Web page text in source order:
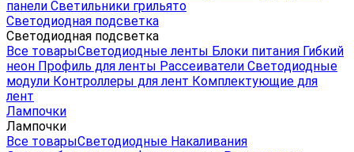
панели Светильники грильято
Светодиодная подсветка
Светодиодная подсветка
Все товарыСветодиодные ленты Блоки питания Гибкий
неон Профиль для ленты Рассеиватели Светодиодные
модули Контроллеры для лент Комплектующие для
лент
Лампочки
Лампочки
Все товарыСветодиодные Накаливания